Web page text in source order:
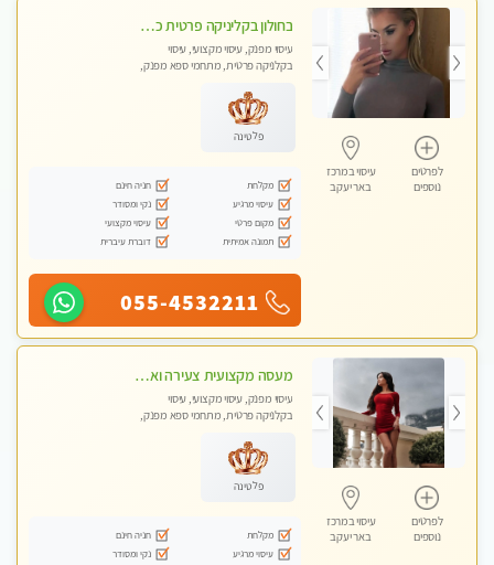
לפרטים
נוספים
עיסוי במרכז
באר יעקב
בחולון בקליניקה פרטית כל סוגי העיסויים מעסה מקצועית ואיכותית פרטי!!
עיסוי מפנק, עיסוי מקצועי, עיסוי
בקלניקה פרטית, מתחמי ספא מפנק,
פלטינה
מקלחת
חניה חינם
עיסוי מרגיע
נקי ומסודר
מקום פרטי
עיסוי מקצועי
תמונה אמיתית
דוברת עיברית
055-4532211
לפרטים
נוספים
עיסוי במרכז
באר יעקב
מעסה מקצועית צעירה ואיכותית פרטי!!!בראשון- לציון
עיסוי מפנק, עיסוי מקצועי, עיסוי
בקלניקה פרטית, מתחמי ספא מפנק,
פלטינה
מקלחת
חניה חינם
עיסוי מרגיע
נקי ומסודר